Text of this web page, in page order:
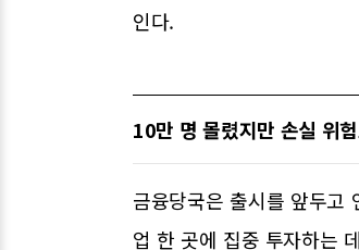
인다.
10만 명 몰렸지만 손실 위
금융당국은 출시를 앞두고
업 한 곳에 집중 투자하는